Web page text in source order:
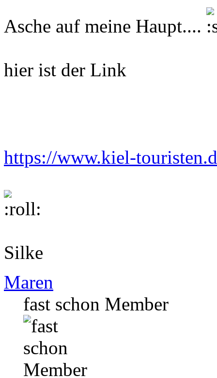
Asche auf meine Haupt....
hier ist der Link
https://www.kiel-
Silke
Maren
fast schon Member